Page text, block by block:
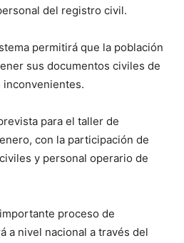
del registro civil.
permitirá que la población
sus documentos civiles de
inconvenientes.
para el taller de
con la participación de
y personal operario de
proceso de
a nivel nacional a través del